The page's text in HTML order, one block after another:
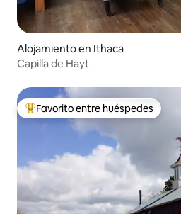
Alojamiento en Ithaca
Capilla de Hayt
Favorito entre huéspedes preferido
Favorito entre huéspedes